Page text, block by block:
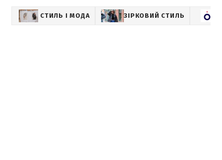
СТИЛЬ І МОДА ЗІРКОВИЙ СТИЛЬ